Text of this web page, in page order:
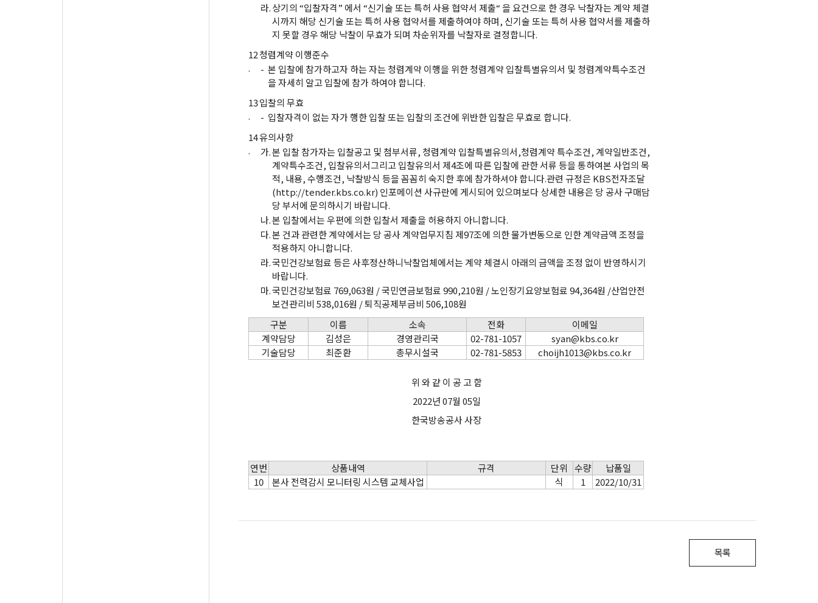
라.상기의 “입찰자격” 에서 “신기술 또는 특허 사용 협약서 제출“ 을 요건으로 한 경우 낙찰자는 계약 체결
시까지 해당 신기술 또는 특허 사용 협약서를 제출하여야 하며, 신기술 또는 특허 사용 협약서를 제출하
지 못할 경우 해당 낙찰이 무효가 되며 차순위자를 낙찰자로 결정합니다.
12
.
청렴계약 이행준수
- 본 입찰에 참가하고자 하는 자는 청렴계약 이행을 위한 청렴계약 입찰특별유의서 및 청렴계약특수조건
을 자세히 알고 입찰에 참가 하여야 합니다.
13
.
입찰의 무효
- 입찰자격이 없는 자가 행한 입찰 또는 입찰의 조건에 위반한 입찰은 무효로 합니다.
14
.
유의사항
가.본 입찰 참가자는 입찰공고 및 첨부서류, 청렴계약 입찰특별유의서,청렴계약 특수조건, 계약일반조건,
계약특수조건, 입찰유의서그리고 입찰유의서 제4조에 따른 입찰에 관한 서류 등을 통하여본 사업의 목
적, 내용, 수행조건, 낙찰방식 등을 꼼꼼히 숙지한 후에 참가하셔야 합니다.관련 규정은 KBS전자조달
(http://tender.kbs.co.kr) 인포메이션 사규란에 게시되어 있으며보다 상세한 내용은 당 공사 구매담
당 부서에 문의하시기 바랍니다.
나.본 입찰에서는 우편에 의한 입찰서 제출을 허용하지 아니합니다.
다.본 건과 관련한 계약에서는 당 공사 계약업무지침 제97조에 의한 물가변동으로 인한 계약금액 조정을
적용하지 아니합니다.
라.국민건강보험료 등은 사후정산하니낙찰업체에서는 계약 체결시 아래의 금액을 조정 없이 반영하시기
바랍니다.
마.국민건강보험료 769,063원 / 국민연금보험료 990,210원 / 노인장기요양보험료 94,364원 /산업안전
보건관리비 538,016원 / 퇴직공제부금비 506,108원
구분
이름 소속 전화
이메일
계약담당
김성은 경영관리국 02-781-1057
syan@kbs.co.kr
기술담당
최준환 총무시설국 02-781-5853 choijh1013@kbs.co.kr
위 와 같 이 공 고 함
2022년 07월 05일
한국방송공사 사장
연번 상품내역 규격 단위 수량
납품일
10
본사 전력감시 모니터링 시스템 교체사업 식 1 2022/10/31
목록